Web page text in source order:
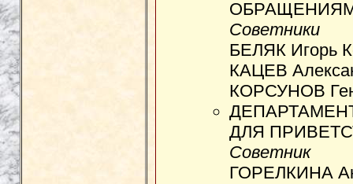
Советники
БЕЛЯК Игорь
КАЦЕВ
КОРСУНОВ
ДЛЯ
Советник
ГОРЕЛКИНА